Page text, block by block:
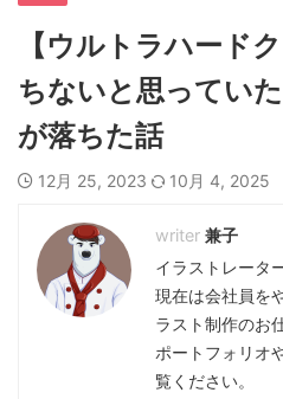
【ウルトラハード
ちないと思ってい
が落ちた話
12月 25, 2023 10月 4, 2025
兼子
イラストレータ
現在は会社員を
ラスト制作のお
ポートフォリオ
覧ください。